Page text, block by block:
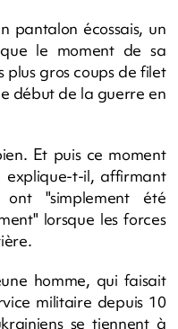
pantalon écossais, un
le moment de sa
plus gros coups de filet
début de la guerre en
Et puis ce moment
explique-t-il, affirmant
"simplement été
lorsque les forces
homme, qui faisait
militaire depuis 10
se tiennent à